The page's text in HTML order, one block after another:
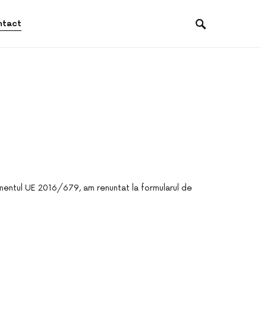
UE 2016/679, am renuntat la formularul de